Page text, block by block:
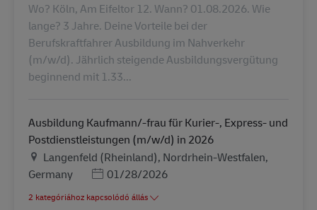
Wo? Köln, Am Eifeltor 12. Wann? 01.08.2026. Wie
lange? 3 Jahre. Deine Vorteile bei der
Berufskraftfahrer Ausbildung im Nahverkehr
(m/w/d). Jährlich steigende Ausbildungsvergütung
beginnend mit 1.33...
Ausbildung Kaufmann/-frau für Kurier-, Express- und
Postdienstleistungen (m/w/d) in 2026
Helyszín
Langenfeld (Rheinland), Nordrhein-Westfalen,
Germany
Posted Date
01/28/2026
2 kategóriához kapcsolódó állás